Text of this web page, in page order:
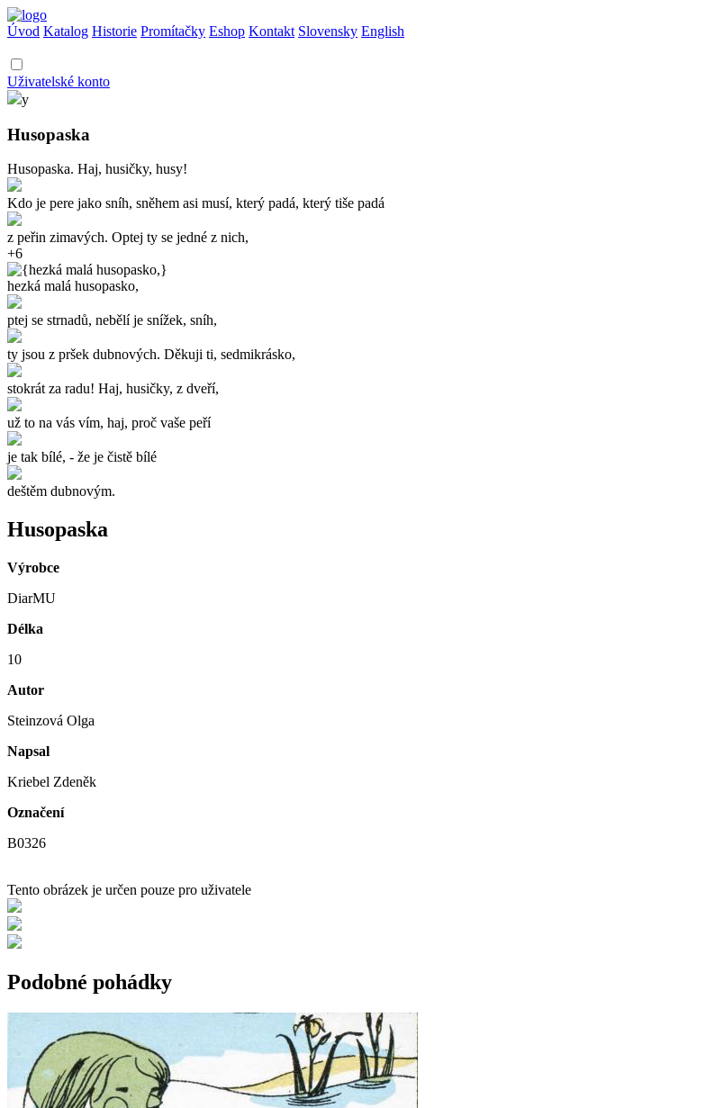
Úvod Katalog Historie Promítačky Eshop Kontakt Slovensky English
Uživatelské konto
y
Husopaska
Husopaska. Haj, husičky, husy!
Kdo je pere jako sníh, sněhem asi musí, který padá, který tiše padá
z peřin zimavých. Optej ty se jedné z nich,
+6
hezká malá husopasko,
ptej se strnadů, nebělí je snížek, sníh,
ty jsou z pršek dubnových. Děkuji ti, sedmikrásko,
stokrát za radu! Haj, husičky, z dveří,
už to na vás vím, haj, proč vaše peří
je tak bílé, - že je čistě bílé
deštěm dubnovým.
Husopaska
Výrobce
DiarMU
Délka
10
Autor
Steinzová Olga
Napsal
Kriebel Zdeněk
Označení
B0326
Tento obrázek je určen pouze pro uživatele
Podobné pohádky